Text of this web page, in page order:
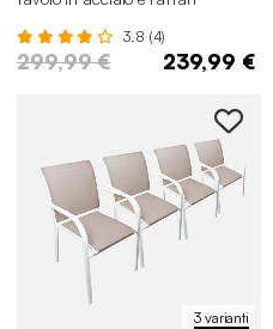
3.8 (4)
299,99 € 239,99 €
3 varianti